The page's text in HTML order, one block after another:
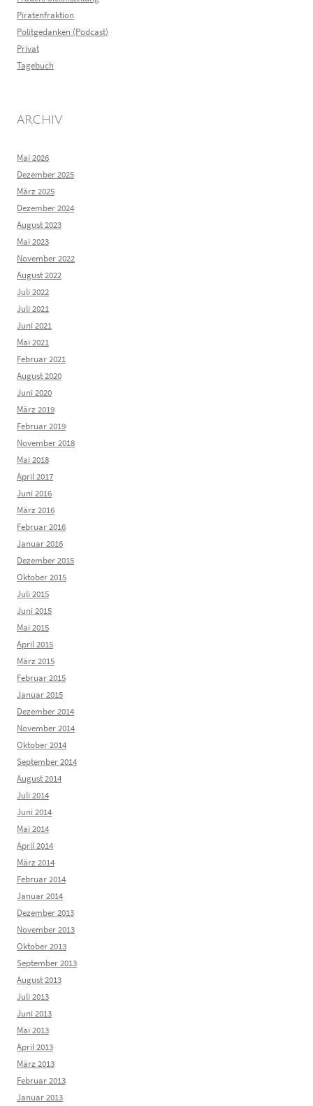
Piratenfraktion
Politgedanken (Podcast)
Privat
Tagebuch
ARCHIV
Mai 2026
Dezember 2025
März 2025
Dezember 2024
August 2023
Mai 2023
November 2022
August 2022
Juli 2022
Juli 2021
Juni 2021
Mai 2021
Februar 2021
August 2020
Juni 2020
März 2019
Februar 2019
November 2018
Mai 2018
April 2017
Juni 2016
März 2016
Februar 2016
Januar 2016
Dezember 2015
Oktober 2015
Juli 2015
Juni 2015
Mai 2015
April 2015
März 2015
Februar 2015
Januar 2015
Dezember 2014
November 2014
Oktober 2014
September 2014
August 2014
Juli 2014
Juni 2014
Mai 2014
April 2014
März 2014
Februar 2014
Januar 2014
Dezember 2013
November 2013
Oktober 2013
September 2013
August 2013
Juli 2013
Juni 2013
Mai 2013
April 2013
März 2013
Februar 2013
Januar 2013